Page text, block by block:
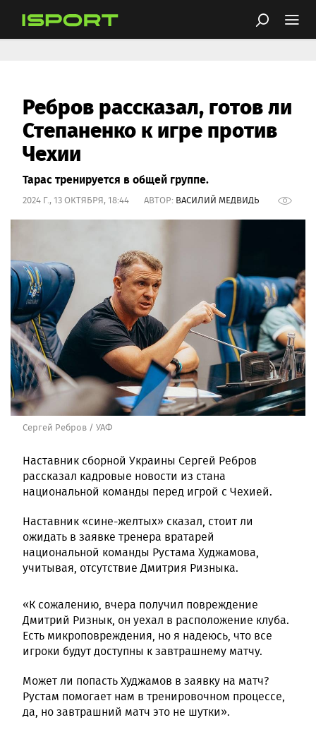
Ребров рассказал, готов ли
Степаненко к игре против
Чехии
Тарас тренируется в общей группе.
2024 Г., 13 ОКТЯБРЯ, 18:44 АВТОР: ВАСИЛИЙ МЕДВИДЬ
Сергей Ребров / УАФ
Наставник сборной Украины Сергей Ребров
рассказал кадровые новости из стана
национальной команды перед игрой с Чехией.
Наставник «сине-желтых» сказал, стоит ли
ожидать в заявке тренера вратарей
национальной команды Рустама Худжамова,
учитывая, отсутствие Дмитрия Ризныка.
«К сожалению, вчера получил повреждение
Дмитрий Ризнык, он уехал в расположение клуба.
Есть микроповреждения, но я надеюсь, что все
игроки будут доступны к завтрашнему матчу.
Может ли попасть Худжамов в заявку на матч?
Рустам помогает нам в тренировочном процессе,
да, но завтрашний матч это не шутки».